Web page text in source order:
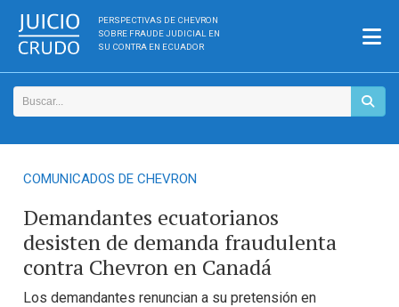
PERSPECTIVAS DE CHEVRON
SOBRE FRAUDE JUDICIAL EN
SU CONTRA EN ECUADOR
COMUNICADOS DE CHEVRON
Demandantes ecuatorianos
desisten de demanda fraudulenta
contra Chevron en Canadá
Los demandantes renuncian a su pretensión en